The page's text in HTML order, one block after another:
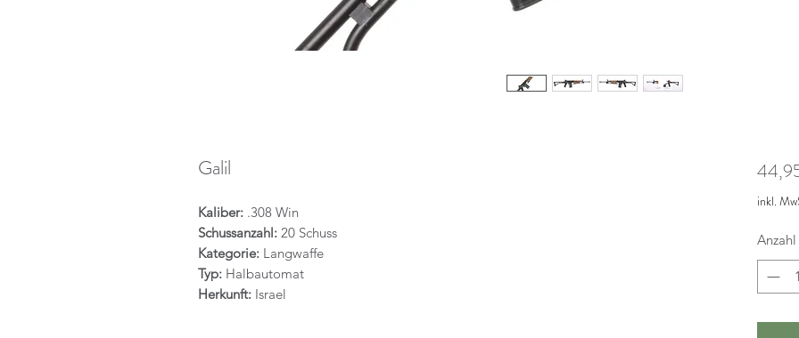
Galil
Kaliber: .308 Win
Schussanzahl: 20 Schuss
Kategorie: Langwaffe
Typ: Halbautomat
Herkunft: Israel
inkl.
Anzahl